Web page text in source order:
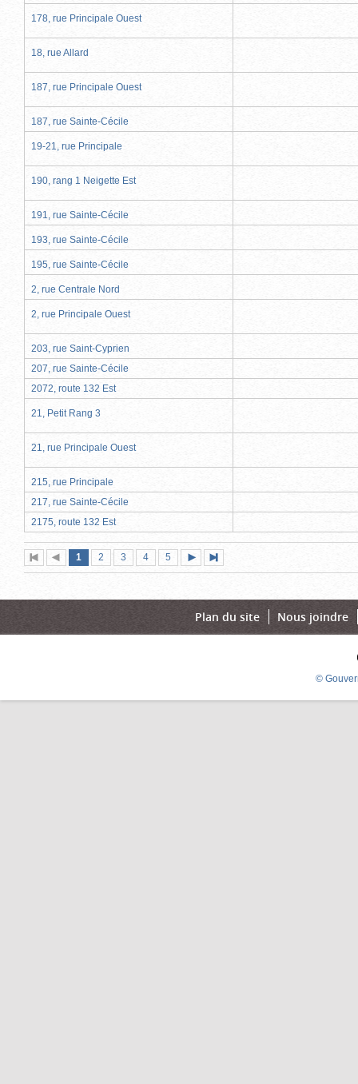
178, rue Principale Ouest
18, rue Allard
187, rue Principale Ouest
187, rue Sainte-Cécile
19-21, rue Principale
190, rang 1 Neigette Est
191, rue Sainte-Cécile
193, rue Sainte-Cécile
195, rue Sainte-Cécile
2, rue Centrale Nord
2, rue Principale Ouest
203, rue Saint-Cyprien
207, rue Sainte-Cécile
2072, route 132 Est
21, Petit Rang 3
21, rue Principale Ouest
215, rue Principale
217, rue Sainte-Cécile
2175, route 132 Est
Première
page
Page
précédente
Page
1 (page
actuelle)
Page
2 Page
3 Page
4 Page
5
suivante
page
Plan du site Nous joindre
©